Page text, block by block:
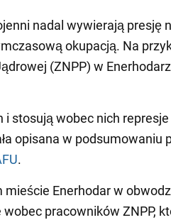
nadal wywierają presję
okupacją. Na
(ZNPP) w
i stosują wobec nich
opisana w podsumowaniu
.
Enerhodar w
pracowników ZNPP,